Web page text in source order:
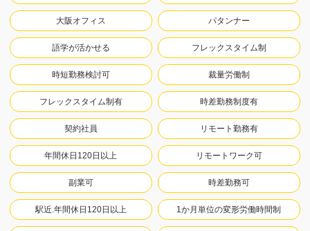
大阪オフィス パタンナー
語学が活かせる フレックスタイム制
時短勤務検討可 裁量労働制
フレックスタイム制有 時差勤務制度有
契約社員 リモート勤務有
年間休日120日以上 リモートワーク可
副業可 時差勤務可
駅近.年間休日120日以上 1か月単位の変形労働時間制